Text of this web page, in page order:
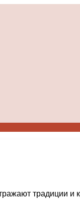
традиции и